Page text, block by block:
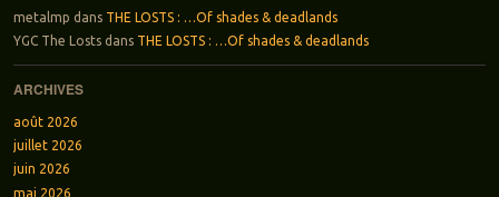
metalmp dans THE LOSTS : …Of shades & deadlands
YGC The Lostsdans THE LOSTS : …Of shades & deadlands
ARCHIVES
août 2026
juillet 2026
juin 2026
mai 2026